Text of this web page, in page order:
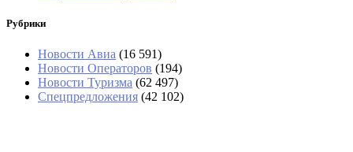
Рубрики
Новости Авиа (16 591)
Новости Операторов (194)
Новости Туризма (62 497)
Спецпредложения (42 102)